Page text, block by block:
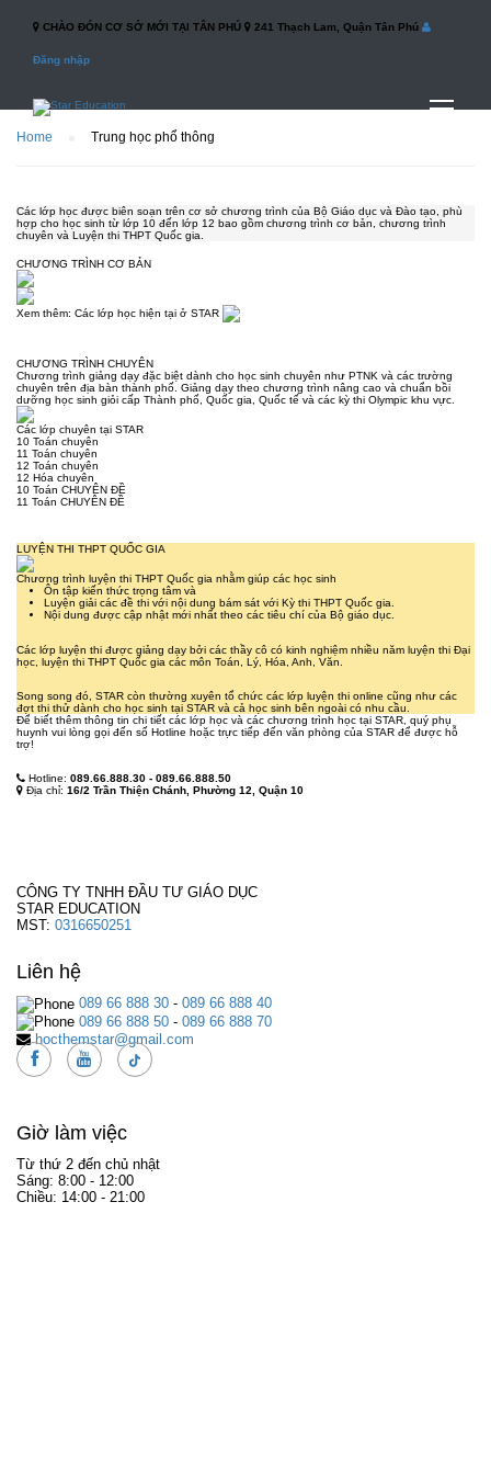
CHÀO ĐÓN CƠ SỞ MỚI TẠI TÂN PHÚ 241 Thạch Lam, Quận Tân Phú
Đăng nhập
Home Trung học phổ thông
Các lớp học được biên soạn trên cơ sở chương trình của Bộ Giáo dục và Đào tạo, phù
hợp cho học sinh từ lớp 10 đến lớp 12 bao gồm chương trình cơ bản, chương trình
chuyên và Luyện thi THPT Quốc gia.
CHƯƠNG TRÌNH CƠ BẢN
Xem thêm: Các lớp học hiện tại ở STAR
CHƯƠNG TRÌNH CHUYÊN
Chương trình giảng dạy đặc biệt dành cho học sinh chuyên như PTNK và các trường
chuyên trên địa bàn thành phố. Giảng dạy theo chương trình nâng cao và chuẩn bồi
dưỡng học sinh giỏi cấp Thành phố, Quốc gia, Quốc tế và các kỳ thi Olympic khu vực.
Các lớp chuyên tại STAR
10 Toán chuyên
11 Toán chuyên
12 Toán chuyên
12 Hóa chuyên
10 Toán CHUYÊN ĐỀ
11 Toán CHUYÊN ĐỀ
LUYỆN THI THPT QUỐC GIA
Chương trình luyện thi THPT Quốc gia nhằm giúp các học sinh
Ôn tập kiến thức trọng tâm và
Luyện giải các đề thi với nội dung bám sát với Kỳ thi THPT Quốc gia.
Nội dung được cập nhật mới nhất theo các tiêu chí của Bộ giáo dục.
Các lớp luyện thi được giảng dạy bởi các thầy cô có kinh nghiệm nhiều năm luyện thi Đại
học, luyện thi THPT Quốc gia các môn Toán, Lý, Hóa, Anh, Văn.
Song song đó, STAR còn thường xuyên tổ chức các lớp luyện thi online cũng như các
đợt thi thử dành cho học sinh tại STAR và cả học sinh bên ngoài có nhu cầu.
Để biết thêm thông tin chi tiết các lớp học và các chương trình học tại STAR, quý phụ
huynh vui lòng gọi đến số Hotline hoặc trực tiếp đến văn phòng của STAR để được hỗ
trợ!
Hotline: 089.66.888.30 - 089.66.888.50
Địa chỉ: 16/2 Trần Thiện Chánh, Phường 12, Quận 10
CÔNG TY TNHH ĐẦU TƯ GIÁO DỤC
STAR EDUCATION
MST: 0316650251
Liên hệ
089 66 888 30 - 089 66 888 40
089 66 888 50 - 089 66 888 70
hocthemstar@gmail.com
Giờ làm việc
Từ thứ 2 đến chủ nhật
Sáng: 8:00 - 12:00
Chiều: 14:00 - 21:00